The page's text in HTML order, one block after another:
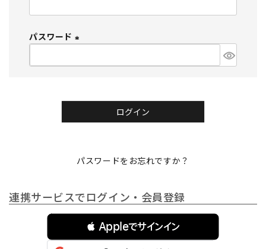
必
)
パスワード
必
ログイン
パスワードをお忘れですか？
連携サービスでログイン・会員登録
 Appleでサインイン